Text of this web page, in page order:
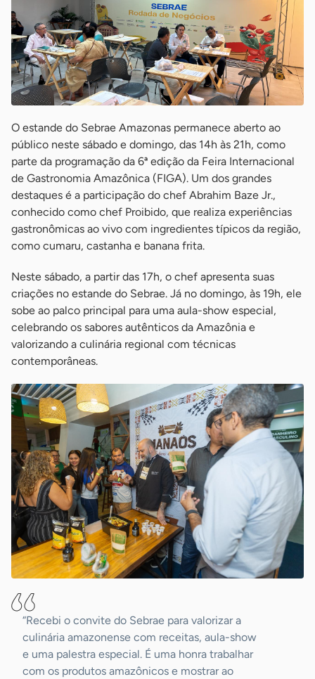
O estande do Sebrae Amazonas permanece aberto ao
público neste sábado e domingo, das 14h às 21h, como
parte da programação da 6ª edição da Feira Internacional
de Gastronomia Amazônica (FIGA). Um dos grandes
destaques é a participação do chef Abrahim Baze Jr.,
conhecido como chef Proibido, que realiza experiências
gastronômicas ao vivo com ingredientes típicos da região,
como cumaru, castanha e banana frita.
Neste sábado, a partir das 17h, o chef apresenta suas
criações no estande do Sebrae. Já no domingo, às 19h, ele
sobe ao palco principal para uma aula-show especial,
celebrando os sabores autênticos da Amazônia e
valorizando a culinária regional com técnicas
contemporâneas.
“Recebi o convite do Sebrae para valorizar a
culinária amazonense com receitas, aula-show
e uma palestra especial. É uma honra trabalhar
com os produtos amazônicos e mostrar ao